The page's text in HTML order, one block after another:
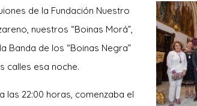
de la Fundación Nuestro
nuestros “Boinas Morá”,
Banda de los “Boinas Negra”
calles esa noche.
las 22:00 horas, comenzaba el